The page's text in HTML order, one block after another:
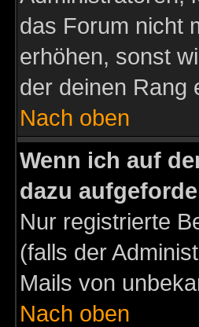
das Forum nicht
erhöhen, sonst
der deinen Rang
Nach oben
Wenn ich auf
dazu
Nur registrierte
(falls der
Mails von
Nach oben